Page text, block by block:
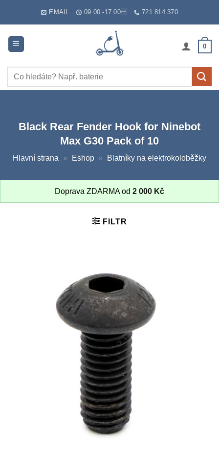
EMAIL 09:00 -17:00 721 814 370
0
Hledat:
Black Rear Fender Hook for Ninebot
Max G30 Pack of 10
Hlavní strana » Eshop » Blatníky na elektrokoloběžky
Doprava ZDARMA od 2 000 Kč
FILTR